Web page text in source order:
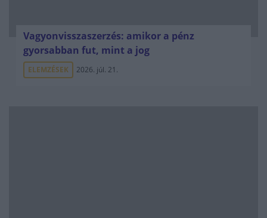
Vagyonvisszaszerzés: amikor a pénz
gyorsabban fut, mint a jog
ELEMZÉSEK 2026. júl. 21.